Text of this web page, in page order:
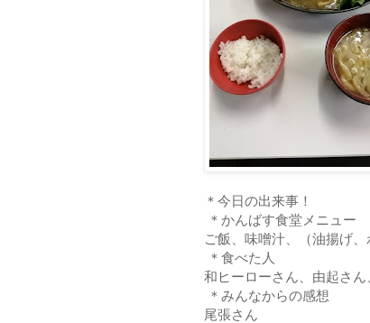
＊今日の出来事！
＊かんばす食堂メニュー
ご飯、味噌汁、（油揚げ
＊食べた人
和ヒーローさん、由起さん
＊みんなからの感想
尾張さん